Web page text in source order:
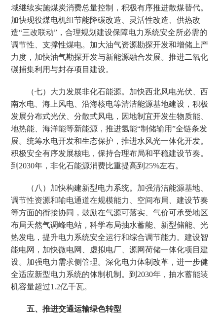
域继续实施煤炭消费总量控制，积极有序推进散煤替代。
加快现役煤电机组节能降碳改造、灵活性改造、供热改
造“三改联动”，合理规划建设保障电力系统安全所必需的
调节性、支撑性煤电。加大油气资源勘探开发和增储上产
力度，加快油气勘探开发与新能源融合发展。推进二氧化
碳捕集利用与封存项目建设。
（七）大力发展非化石能源。加快西北风电光伏、西
南水电、海上风电、沿海核电等清洁能源基地建设，积极
发展分布式光伏、分散式风电，因地制宜开发生物质能、
地热能、海洋能等新能源，推进氢能“制储输用”全链条发
展。统筹水电开发和生态保护，推进水风光一体化开发。
积极安全有序发展核电，保持合理布局和平稳建设节奏。
到2030年，非化石能源消费比重提高到25%左右。
（八）加快构建新型电力系统。加强清洁能源基地、
调节性资源和输电通道在规模能力、空间布局、建设节奏
等方面的衔接协同，鼓励在气源可落实、气价可承受地区
布局天然气调峰电站，科学布局抽水蓄能、新型储能、光
热发电，提升电力系统安全运行和综合调节能力。建设智
能电网，加快微电网、虚拟电厂、源网荷储一体化项目建
设。加强电力需求侧管理。深化电力体制改革，进一步健
全适应新型电力系统的体制机制。到2030年，抽水蓄能装
机容量超过1.2亿千瓦。
五、推进交通运输绿色转型